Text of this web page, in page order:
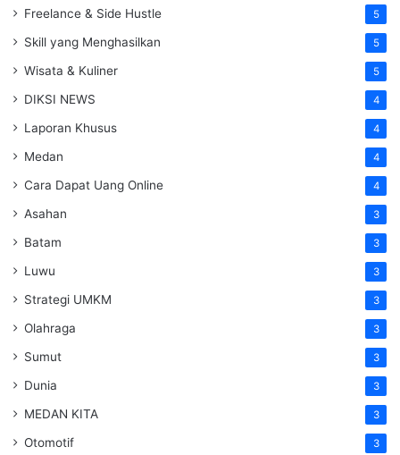
Freelance & Side Hustle 5
Skill yang Menghasilkan 5
Wisata & Kuliner 5
DIKSI NEWS 4
Laporan Khusus 4
Medan 4
Cara Dapat Uang Online 4
Asahan 3
Batam 3
Luwu 3
Strategi UMKM 3
Olahraga 3
Sumut 3
Dunia 3
MEDAN KITA 3
Otomotif 3